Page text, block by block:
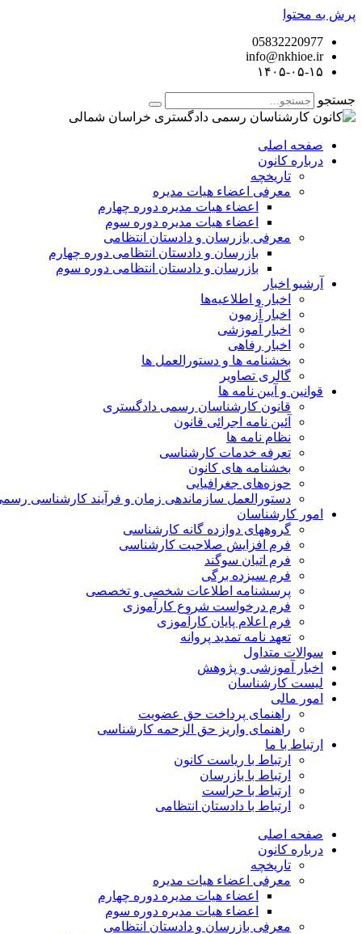
پرش به محتوا
05832220977
info@nkhioe.ir
۱۴۰۵-۰۵-۱۵
جستجو
صفحه اصلی
درباره کانون
تاریخچه
معرفی اعضاء هیات مدیره
اعضاء هیات مدیره دوره چهارم
اعضاء هیات مدیره دوره سوم
معرفی بازرسان و دادستان انتظامی
بازرسان و دادستان انتظامی دوره چهارم
بازرسان و دادستان انتظامی دوره سوم
آرشیو اخبار
اخبار و اطلاعیه‌ها
اخبار آزمون
اخبار آموزشی
اخبار رفاهی
بخشنامه ها و دستورالعمل ها
گالری تصاویر
قوانین و آیین نامه ها
قانون کارشناسان رسمی دادگستری
آئین نامه اجرائی قانون
نظام نامه ها
تعرفه خدمات کارشناسی
بخشنامه های کانون
حوزه‌های جغرافیایی
دستورالعمل سازماندهی زمان و فرآیند کارشناسی
امور کارشناسان
گروههای دوازده گانه کارشناسی
فرم افزایش صلاحیت کارشناسی
فرم اتیان سوگند
فرم سیزده برگی
پرسشنامه اطلاعات شخصی و تخصصی
فرم درخواست شروع کارآموزی
فرم اعلام پایان کارآموزی
تعهد نامه تمدید پروانه
سوالات متداول
اخبار آموزشی و پژوهش
لیست کارشناسان
امور مالی
راهنمای پرداخت حق عضویت
راهنمای واریز حق الزحمه کارشناسی
ارتباط با ما
ارتباط با ریاست کانون
ارتباط با بازرسان
ارتباط با حراست
ارتباط با دادستان انتظامی
صفحه اصلی
درباره کانون
تاریخچه
معرفی اعضاء هیات مدیره
اعضاء هیات مدیره دوره چهارم
اعضاء هیات مدیره دوره سوم
معرفی بازرسان و دادستان انتظامی